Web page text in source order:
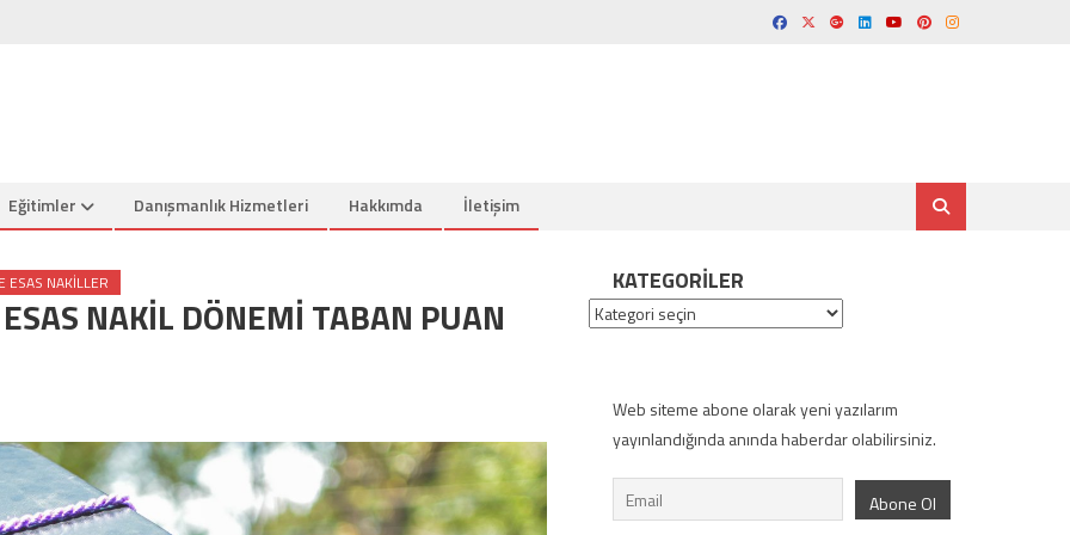
Eğitimler Danışmanlık Hizmetleri Hakkımda İletişim
ESAS NAKILLER
NAKİL DÖNEMİ TABAN PUAN
KATEGORILER
Kategoriler
Web siteme abone olarak yeni yazılarım
yayınlandığında anında haberdar olabilirsiniz.